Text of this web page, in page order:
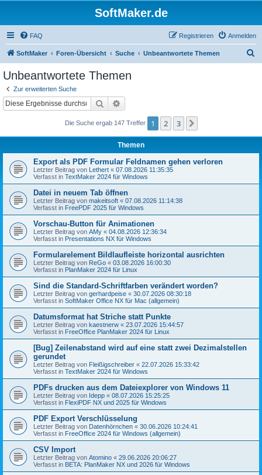
SoftMaker.de
FAQ Anmelden
Registrieren
SoftMaker Foren-Übersicht Suche Unbeantwortete Themen
Unbeantwortete Themen
Zur erweiterten Suche
Suche
Die Suche ergab 147 Treffer 1 2 3
Themen
Export als PDF Formular Feldnamen gehen verloren
Letzter Beitrag von Lethert « 07.08.2026 11:35:35
Verfasst in TextMaker 2024 für Windows
Datei in neuem Tab öffnen
Letzter Beitrag von makeitsoft « 07.08.2026 11:14:38
Verfasst in FreePDF 2025 für Windows
Vorschau-Button für Animationen
Letzter Beitrag von AMy « 04.08.2026 12:36:34
Verfasst in Presentations NX für Windows
Formularelement Bildlaufleiste horizontal ausrichten
Letzter Beitrag von ReGo « 03.08.2026 16:00:30
Verfasst in PlanMaker 2024 für Linux
Sind die Standard-Schriftfarben verändert worden?
Letzter Beitrag von gerhardpeise « 30.07.2026 08:30:18
Verfasst in SoftMaker Office NX für Mac (allgemein)
Datumsformat hat Striche statt Punkte
Letzter Beitrag von kaestnerw « 23.07.2026 15:44:57
Verfasst in FreeOffice PlanMaker 2024 für Linux
[Bug] Zeilenabstand wird auf eine statt zwei Dezimalstellen
gerundet
Letzter Beitrag von Fleißigschreiber « 22.07.2026 15:33:42
Verfasst in TextMaker 2024 für Windows
PDFs drucken aus dem Dateiexplorer von Windows 11
Letzter Beitrag von Idepp « 08.07.2026 15:25:25
Verfasst in FlexiPDF NX und 2025 für Windows
PDF Export Verschlüsselung
Letzter Beitrag von Datenhörnchen « 30.06.2026 10:24:41
Verfasst in FreeOffice 2024 für Windows (allgemein)
CSV Import
Letzter Beitrag von Atomino « 29.06.2026 20:06:27
Verfasst in BETA: PlanMaker NX und 2026 für Windows